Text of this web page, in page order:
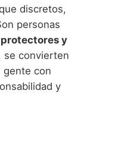
discretos,
personas
y
se convierten
gente con
y